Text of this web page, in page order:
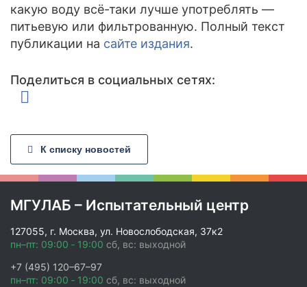
Анализ биологической активности почвы
Анализ почвы на безопасность
Анализ удобрений
Комплексные наборы
Гуминовые и фульвокислоты
Элементный
Естественные радионуклиды (ЕРН)
Индивидуальный набор показателей
Информация
какую воду всё-таки лучше употреблять —
питьевую или фильтрованную. Полный текст
публикации на сайте издания.
Поделиться в социальных сетях:
К списку новостей
МГУЛАБ – Испытательный центр
127055, г. Москва, ул. Новослободская, 37к2
пн–пт: 09:00 ‑ 19:00 сб, вс: выходной
+7 (495) 120–67–97
пн–пт: 09:00 ‑ 19:00 сб, вс: выходной